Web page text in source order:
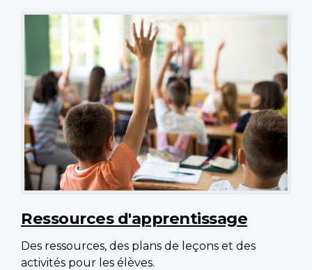
Ressources d'apprentissage
Des ressources, des plans de leçons et des
activités pour les élèves.